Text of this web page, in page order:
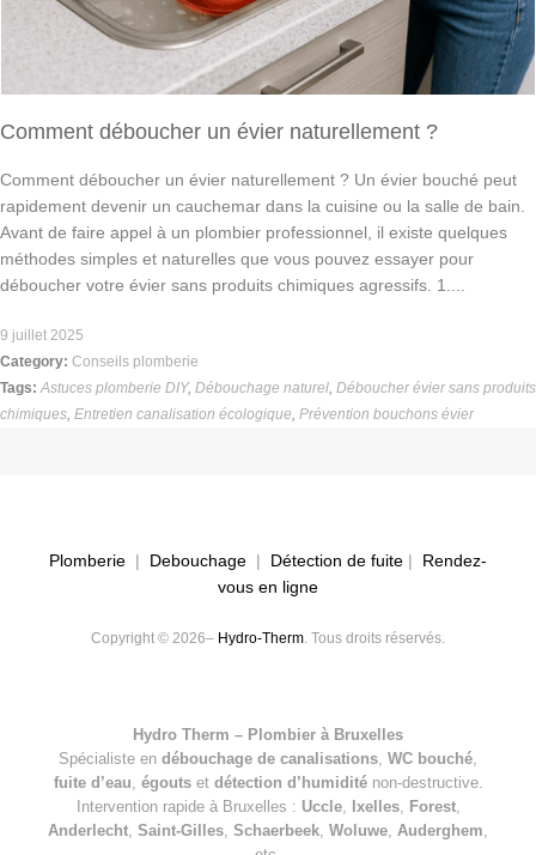
Comment déboucher un évier naturellement ?
Comment déboucher un évier naturellement ? Un évier bouché peut
rapidement devenir un cauchemar dans la cuisine ou la salle de bain.
Avant de faire appel à un plombier professionnel, il existe quelques
méthodes simples et naturelles que vous pouvez essayer pour
déboucher votre évier sans produits chimiques agressifs. 1....
9 juillet 2025
Category: Conseils plomberie
Tags:Astuces plomberie DIY, Débouchage naturel, Déboucher évier sans produits
chimiques, Entretien canalisation écologique, Prévention bouchons évier
Plomberie | Debouchage | Détection de fuite | Rendez-
vous en ligne
Copyright © 2026– Hydro-Therm. Tous droits réservés.
Hydro Therm – Plombier à Bruxelles
Spécialiste en débouchage de canalisations, WC bouché,
fuite d’eau, égoutset détection d’humiditénon-destructive.
Intervention rapide à Bruxelles : Uccle, Ixelles, Forest,
Anderlecht, Saint-Gilles, Schaerbeek, Woluwe, Auderghem,